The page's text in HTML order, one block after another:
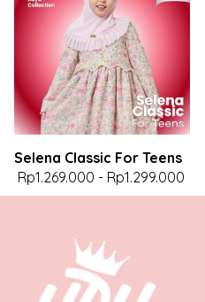
Selena Classic For Teens
Rp1.269.000 - Rp1.299.000